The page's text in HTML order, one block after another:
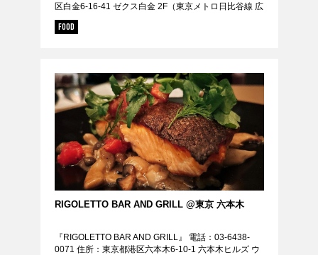
区白金6-16-41 ゼクス白金 2F（東京メトロ日比谷線 広
尾駅から徒歩12分） 定休日：不定休 URL：
https://tabe...
FOOD
RIGOLETTO BAR AND GRILL @東京 六本木
『RIGOLETTO BAR AND GRILL』 電話：03-6438-
0071 住所：東京都港区六本木6-10-1 六本木ヒルズ ウ